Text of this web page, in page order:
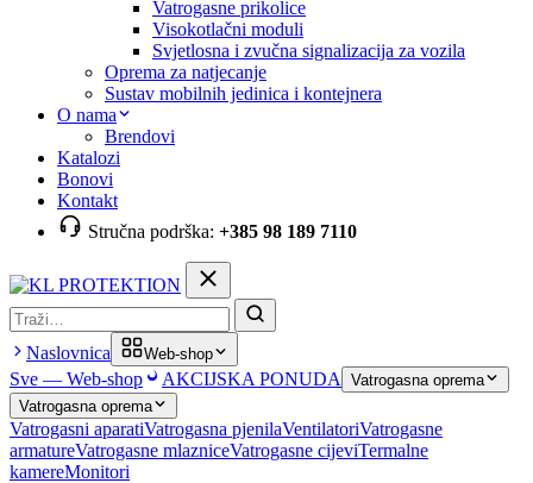
Vatrogasne prikolice
Visokotlačni moduli
Svjetlosna i zvučna signalizacija za vozila
Oprema za natjecanje
Sustav mobilnih jedinica i kontejnera
O nama
Brendovi
Katalozi
Bonovi
Kontakt
Stručna podrška: +385 98 189 7110
Pretraga
Naslovnica Web-shop
Sve — Web-shop AKCIJSKA PONUDA
Vatrogasna oprema
Vatrogasna oprema
Vatrogasni aparatiVatrogasna pjenilaVentilatoriVatrogasne
armatureVatrogasne mlazniceVatrogasne cijeviTermalne
kamereMonitori